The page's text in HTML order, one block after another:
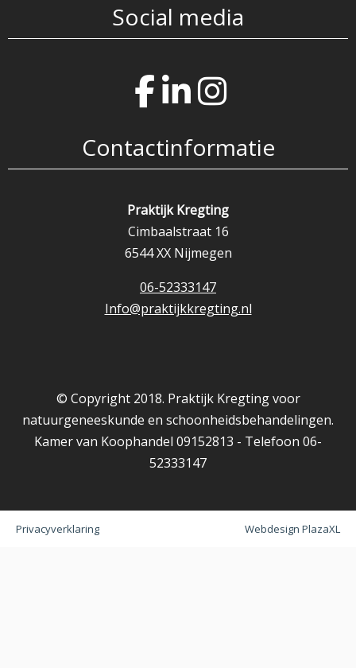
Social media
Contactinformatie
Praktijk Kregting
Cimbaalstraat 16
6544 XX Nijmegen
06-52333147
Info@praktijkkregting.nl
© Copyright 2018. Praktijk Kregting voor
natuurgeneeskunde en schoonheidsbehandelingen.
Kamer van Koophandel 09152813 - Telefoon 06-
52333147
Privacyverklaring Webdesign PlazaXL